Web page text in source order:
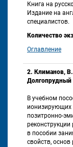
Книга на
Издание на
специалистов.
Количество
Оглавление
2. Климанов,
Долгопрудный
В учебном
ионизирующих
позитронно-
в пособии
свойств,